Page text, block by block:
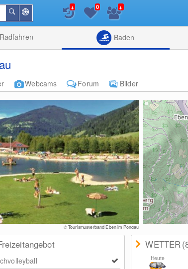
der
Nähe
Suchen
Listenansicht
+ 0 +
Radfahren Baden
Webcams Forum
Bilder
© Tourismusverband Eben im Pongau
WETTER
Heute